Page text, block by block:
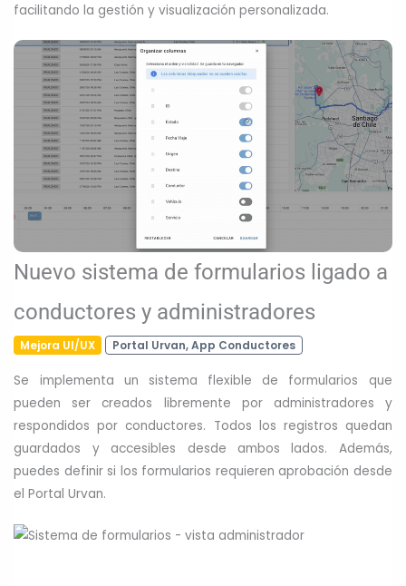
facilitando la gestión y visualización personalizada.
Nuevo sistema de formularios ligado a
conductores y administradores
Mejora UI/UX Portal Urvan, App Conductores
Se implementa un sistema flexible de formularios que
pueden ser creados libremente por administradores y
respondidos por conductores. Todos los registros quedan
guardados y accesibles desde ambos lados. Además,
puedes definir si los formularios requieren aprobación desde
el Portal Urvan.